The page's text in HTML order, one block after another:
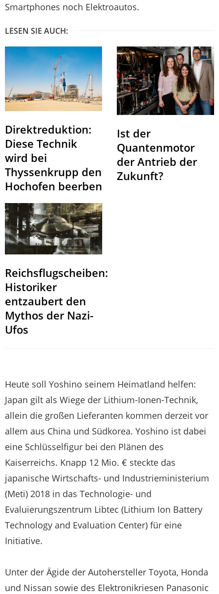
Smartphones noch Elektroautos.
LESEN SIE AUCH:
Direktreduktion:
Diese Technik
wird bei
Thyssenkrupp den
Hochofen beerben
Ist der
Quantenmotor
der Antrieb der
Zukunft?
Reichsflugscheiben:
Historiker
entzaubert den
Mythos der Nazi-
Ufos
Heute soll Yoshino seinem Heimatland helfen:
Japan gilt als Wiege der Lithium-Ionen-Technik,
allein die großen Lieferanten kommen derzeit vor
allem aus China und Südkorea. Yoshino ist dabei
eine Schlüsselfigur bei den Plänen des
Kaiserreichs. Knapp 12 Mio. € steckte das
japanische Wirtschafts- und Industrieministerium
(Meti) 2018 in das Technologie- und
Evaluierungszentrum Libtec (Lithium Ion Battery
Technology and Evaluation Center) für eine
Initiative.
Unter der Ägide der Autohersteller Toyota, Honda
und Nissan sowie des Elektronikriesen Panasonic